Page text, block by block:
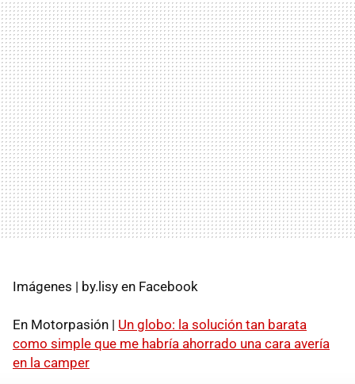
Imágenes | by.lisy en Facebook
En Motorpasión | Un globo: la solución tan barata
como simple que me habría ahorrado una cara avería
en la camper